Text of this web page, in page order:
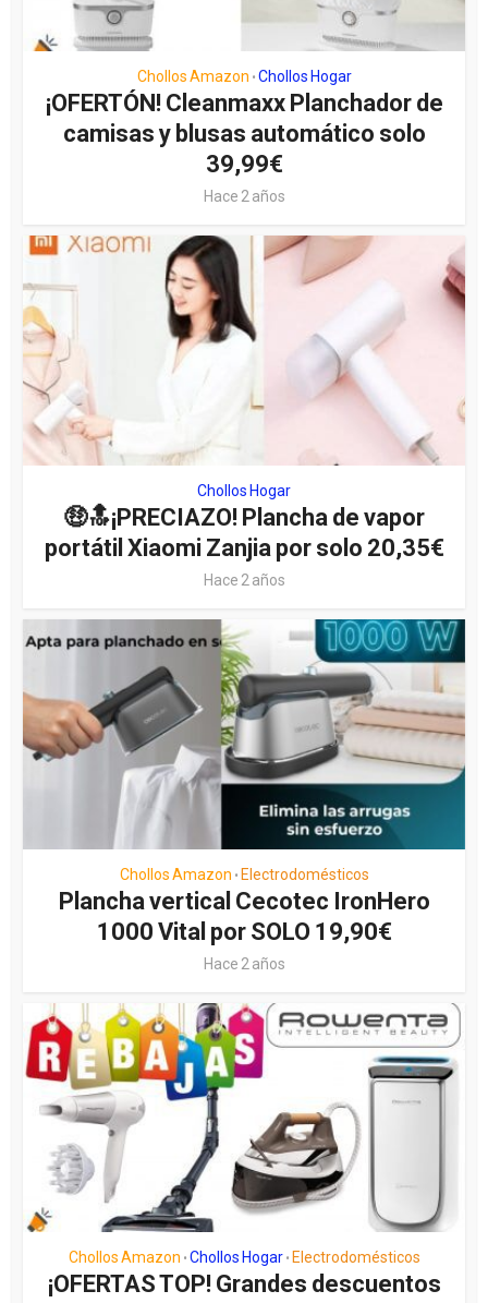
Chollos Amazon • Chollos Hogar
¡OFERTÓN! Cleanmaxx Planchador de
camisas y blusas automático solo
39,99€
Hace 2 años
Chollos Hogar
🤑🔝¡PRECIAZO! Plancha de vapor
portátil Xiaomi Zanjia por solo 20,35€
Hace 2 años
Chollos Amazon • Electrodomésticos
Plancha vertical Cecotec IronHero
1000 Vital por SOLO 19,90€
Hace 2 años
Chollos Amazon • Chollos Hogar • Electrodomésticos
¡OFERTAS TOP! Grandes descuentos